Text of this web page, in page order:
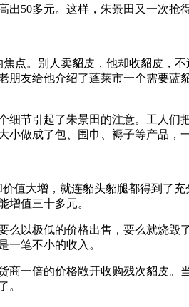
出50多元。这样，朱景田又一次抢
点。别人卖貂皮，他却收貂皮，不
朋友给他介绍了蓬莱市一个需要蓝
节引起了朱景田的注意。工人们
小做成了包、围巾、褥子等产品，
大增，就连貂头貂腿都得到了充
增值三十多元。
以极低的价格出售，要么就烧毁
一笔不小的收入。
一倍的价格敞开收购残次貂皮。
。